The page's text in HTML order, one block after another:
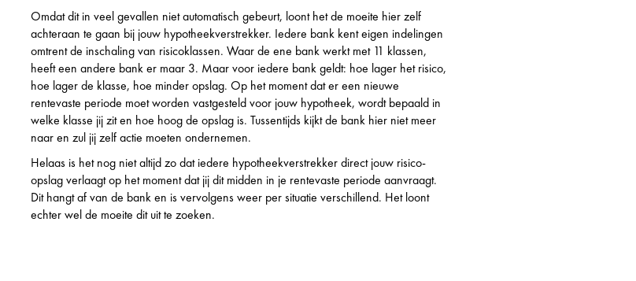
Omdat dit in veel gevallen niet automatisch gebeurt, loont het de moeite hier zelf
achteraan te gaan bij jouw hypotheekverstrekker. Iedere bank kent eigen indelingen
omtrent de inschaling van risicoklassen. Waar de ene bank werkt met 11 klassen,
heeft een andere bank er maar 3. Maar voor iedere bank geldt: hoe lager het risico,
hoe lager de klasse, hoe minder opslag. Op het moment dat er een nieuwe
rentevaste periode moet worden vastgesteld voor jouw hypotheek, wordt bepaald in
welke klasse jij zit en hoe hoog de opslag is. Tussentijds kijkt de bank hier niet meer
naar en zul jij zelf actie moeten ondernemen.
Helaas is het nog niet altijd zo dat iedere hypotheekverstrekker direct jouw risico-
opslag verlaagt op het moment dat jij dit midden in je rentevaste periode aanvraagt.
Dit hangt af van de bank en is vervolgens weer per situatie verschillend. Het loont
echter wel de moeite dit uit te zoeken.